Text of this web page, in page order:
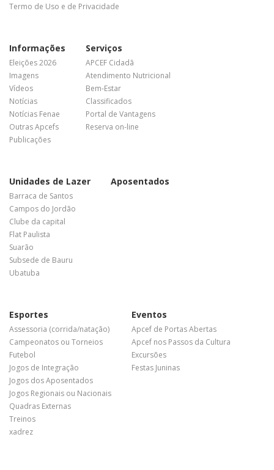
Termo de Uso e de Privacidade
Informações
Eleições 2026
Imagens
Vídeos
Notícias
Notícias Fenae
Outras Apcefs
Publicações
Serviços
APCEF Cidadã
Atendimento Nutricional
Bem-Estar
Classificados
Portal de Vantagens
Reserva on-line
Unidades de Lazer
Barraca de Santos
Campos do Jordão
Clube da capital
Flat Paulista
Suarão
Subsede de Bauru
Ubatuba
Aposentados
Esportes
Assessoria (corrida/natação)
Campeonatos ou Torneios
Futebol
Jogos de Integração
Jogos dos Aposentados
Jogos Regionais ou Nacionais
Quadras Externas
Treinos
xadrez
Eventos
Apcef de Portas Abertas
Apcef nos Passos da Cultura
Excursões
Festas Juninas